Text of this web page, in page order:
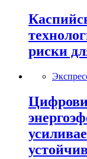
риски